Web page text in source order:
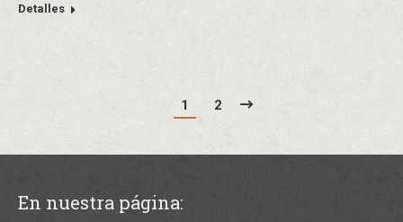
Detalles
1 2
En nuestra página: